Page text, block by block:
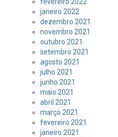
janeiro 2022
dezembro 2021
novembro 2021
outubro 2021
setembro 2021
agosto 2021
julho 2021
junho 2021
maio 2021
abril 2021
março 2021
fevereiro 2021
janeiro 2021